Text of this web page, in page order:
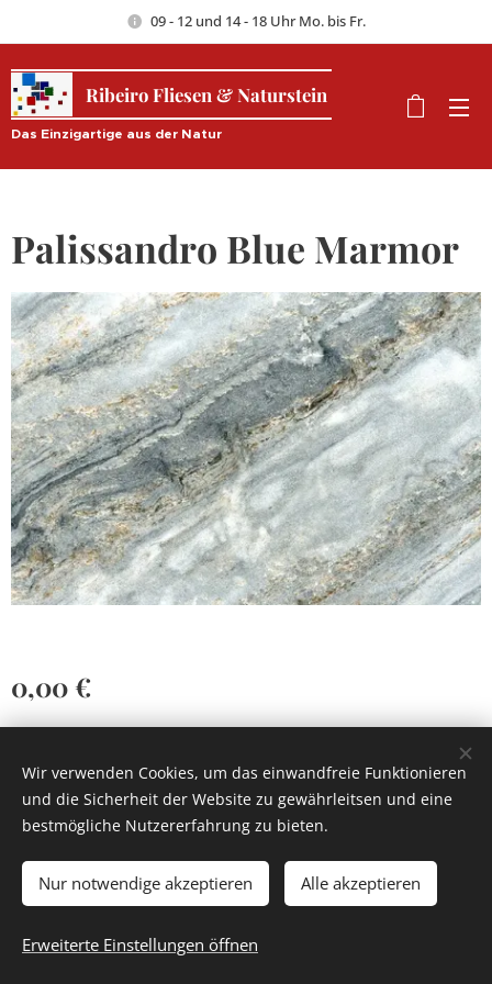
09 - 12 und 14 - 18 Uhr Mo. bis Fr.
Ribeiro Fliesen & Naturstein
Das Einzigartige aus der Natur
Palissandro Blue Marmor
0,00€
Zum Warenkorb hinzufügen
Cookies
Wir verwenden Cookies, um das einwandfreie Funktionieren
und die Sicherheit der Website zu gewährleitsen und eine
bestmögliche Nutzererfahrung zu bieten.
Nur notwendige akzeptieren Alle akzeptieren
Erweiterte Einstellungen öffnen